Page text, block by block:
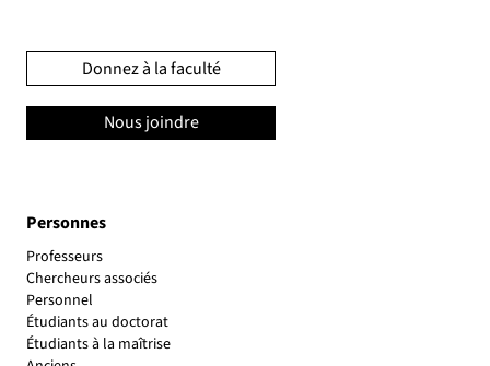
Personnes
Personnel
Étudiants au doctorat
Étudiants à la maîtrise
Donnez à la faculté
Nous joindre